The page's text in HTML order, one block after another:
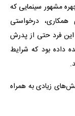
مشهور سینمایی که
همکاری، درخواستی
این فرد حتی از پدرش
داده بود که شرایط
زیادی به همراه